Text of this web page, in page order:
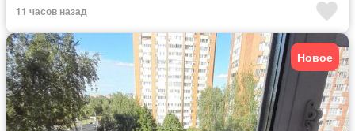
11 часов назад
Новое